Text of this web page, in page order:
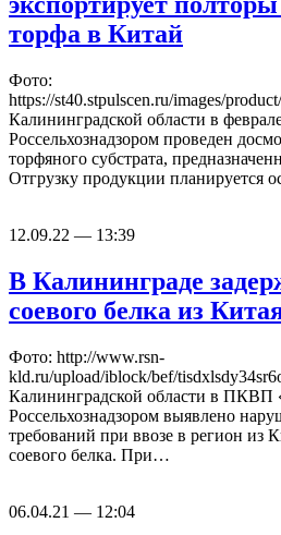
торфа в Китай
Фото:
https://st40.stpulscen.ru/images/
Калининградской области в
Россельхознадзором проведен
торфяного субстрата,
Отгрузку продукции планируется
12.09.22 — 13:39
В Калининграде
соевого белка из
Фото: http://www.rsn-
kld.ru/upload/iblock/bef/
Калининградской области в ПКВП
Россельхознадзором выявлено
требований при ввозе в регион из
соевого белка. При…
06.04.21 — 12:04